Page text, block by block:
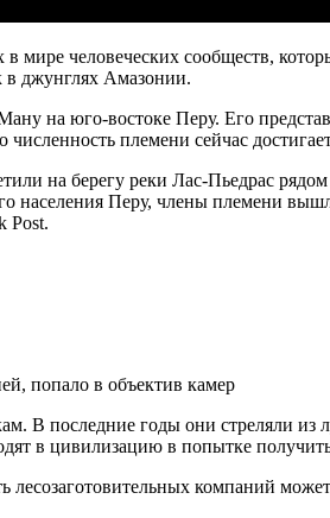
человеческих сообществ,
в джунглях Амазонии.
на юго-востоке Перу. Его
племени сейчас
на берегу реки Лас-Пьедрас
населения Перу, члены племени
Post.
В последние годы они стреляли
в цивилизацию в попытке
лесозаготовительных компаний